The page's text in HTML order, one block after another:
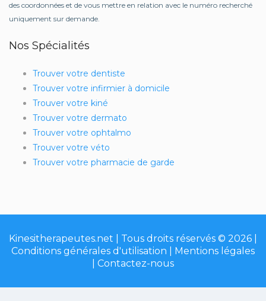
des coordonnées et de vous mettre en relation avec le numéro recherché
uniquement sur demande.
Nos Spécialités
Trouver votre dentiste
Trouver votre infirmier à domicile
Trouver votre kiné
Trouver votre dermato
Trouver votre ophtalmo
Trouver votre véto
Trouver votre pharmacie de garde
Kinesitherapeutes.net | Tous droits réservés © 2026 |
Conditions générales d'utilisation
Mentions légales
Contactez-nous